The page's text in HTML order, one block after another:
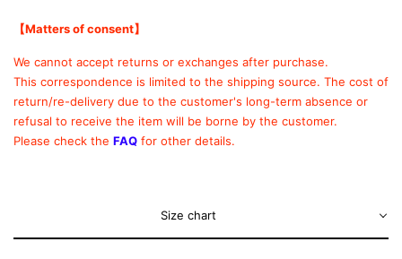
【Matters of consent】
We cannot accept returns or exchanges after purchase.
This correspondence is limited to the shipping source. The cost of
return/re-delivery due to the customer's long-term absence or
refusal to receive the item will be borne by the customer.
Please check the FAQ for other details.
Size chart